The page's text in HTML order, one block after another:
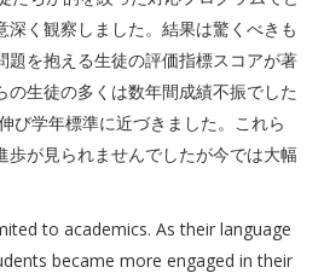
深く観察しました。結果は驚くべきも
題を抱える生徒の評価指標スコアが著
の生徒の多くは数年間成績不振でした
び学年標準に近づきました。これら
歩が見られませんでしたが今では大幅
to academics. As their language
became more engaged in their